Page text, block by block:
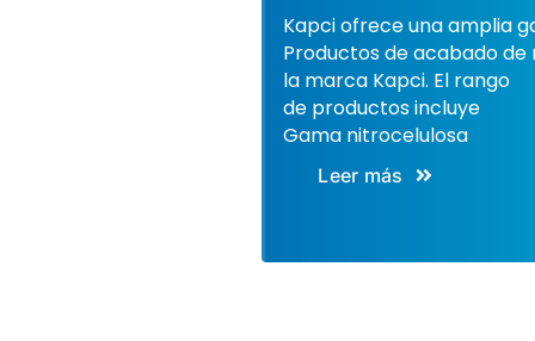
Kapci ofrece una amplia
Productos de acabado
la marca Kapci. El rango
de productos incluye
Gama nitrocelulosa
Leer más